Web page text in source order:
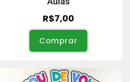
R$7,00
Comprar